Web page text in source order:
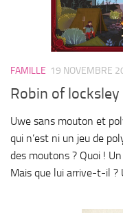
FAMILLE 19 NOVEMBRE
Robin of locksley
Uwe sans mouton et
qui n’est ni un jeu de
des moutons ? Quoi !
Mais que lui arrive-t-il ?